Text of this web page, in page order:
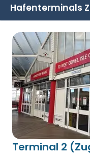
Hafenterminals
Terminal 2